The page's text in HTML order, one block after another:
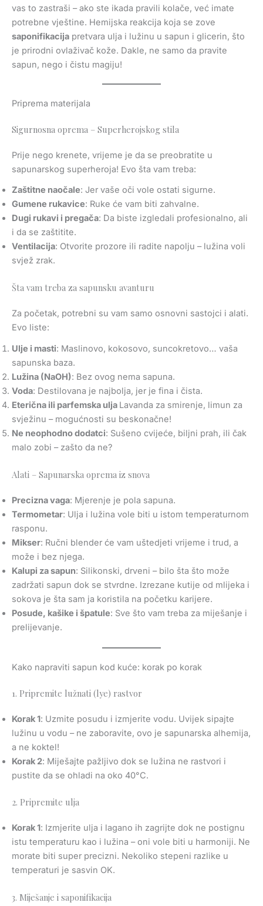
vas to zastraši – ako ste ikada pravili kolače, već imate
potrebne vještine. Hemijska reakcija koja se zove
saponifikacija pretvara ulja i lužinu u sapun i glicerin, što
je prirodni ovlaživač kože. Dakle, ne samo da pravite
sapun, nego i čistu magiju!
Priprema materijala
Sigurnosna oprema – Superherojskog stila
Prije nego krenete, vrijeme je da se preobratite u
sapunarskog superheroja! Evo šta vam treba:
Zaštitne naočale: Jer vaše oči vole ostati sigurne.
Gumene rukavice: Ruke će vam biti zahvalne.
Dugi rukavi i pregača: Da biste izgledali profesionalno, ali
i da se zaštitite.
Ventilacija: Otvorite prozore ili radite napolju – lužina voli
svjež zrak.
Šta vam treba za sapunsku avanturu
Za početak, potrebni su vam samo osnovni sastojci i alati.
Evo liste:
Ulje i masti: Maslinovo, kokosovo, suncokretovo… vaša
sapunska baza.
Lužina (NaOH): Bez ovog nema sapuna.
Voda: Destilovana je najbolja, jer je fina i čista.
Eterična ili parfemska ulja Lavanda za smirenje, limun za
svježinu – mogućnosti su beskonačne!
Ne neophodno dodatci: Sušeno cvijeće, biljni prah, ili čak
malo zobi – zašto da ne?
Alati – Sapunarska oprema iz snova
Precizna vaga: Mjerenje je pola sapuna.
Termometar: Ulja i lužina vole biti u istom temperaturnom
rasponu.
Mikser: Ručni blender će vam uštedjeti vrijeme i trud, a
može i bez njega.
Kalupi za sapun: Silikonski, drveni – bilo šta što može
zadržati sapun dok se stvrdne. Izrezane kutije od mlijeka i
sokova je šta sam ja koristila na početku karijere.
Posude, kašike i špatule: Sve što vam treba za miješanje i
prelijevanje.
Kako napraviti sapun kod kuće: korak po korak
1. Pripremite lužnati (lye) rastvor
Korak 1: Uzmite posudu i izmjerite vodu. Uvijek sipajte
lužinu u vodu – ne zaboravite, ovo je sapunarska alhemija,
a ne koktel!
Korak 2: Miješajte pažljivo dok se lužina ne rastvori i
pustite da se ohladi na oko 40°C.
2. Pripremite ulja
Korak 1: Izmjerite ulja i lagano ih zagrijte dok ne postignu
istu temperaturu kao i lužina – oni vole biti u harmoniji. Ne
morate biti super precizni. Nekoliko stepeni razlike u
temperaturi je sasvin OK.
3. Miješanje i saponifikacija